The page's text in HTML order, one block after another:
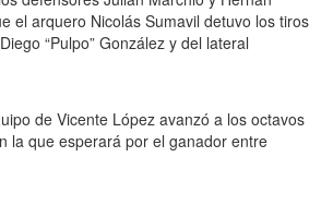
el arquero Nicolás Sumavil detuvo los tiros
“Pulpo” González y del lateral
de Vicente López avanzó a los octavos
la que esperará por el ganador entre